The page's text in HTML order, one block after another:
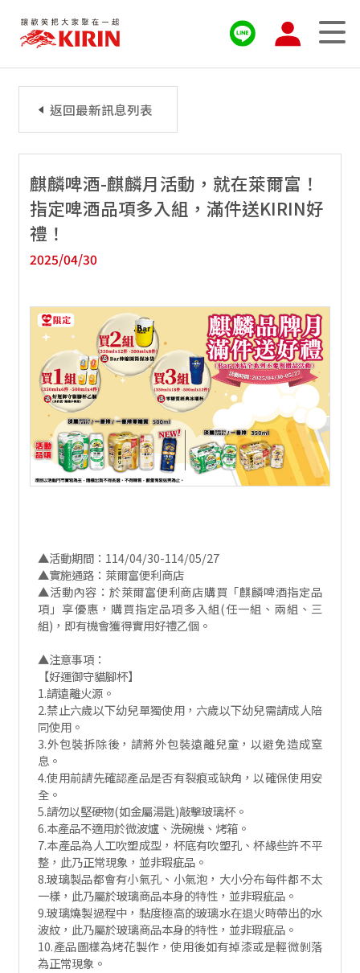
麒麟啤酒-麒麟月活動，就在萊爾富！
指定啤酒品項多入組，滿件送KIRIN好
禮！
2025/04/30
▲活動期間：114/04/30-114/05/27
▲實施通路：萊爾富便利商店
▲活動內容：於萊爾富便利商店購買「麒麟啤酒指定品
項」享優惠，購買指定品項多入組(任一組、兩組、三
組)，即有機會獲得實用好禮乙個。
▲注意事項：
【好運御守貓腳杯】
1.請遠離火源。
2.禁止六歲以下幼兒單獨使用，六歲以下幼兒需請成人陪
同使用。
3.外包裝拆除後，請將外包裝遠離兒童，以避免造成窒
息。
4.使用前請先確認產品是否有裂痕或缺角，以確保使用安
全。
5.請勿以堅硬物(如金屬湯匙)敲擊玻璃杯。
6.本產品不適用於微波爐、洗碗機、烤箱。
7.本產品為人工吹塑成型，杯底有吹塑孔、杯緣些許不平
整，此乃正常現象，並非瑕疵品。
8.玻璃製品都會有小氣孔、小氣泡，大小分布每件都不太
一樣，此乃屬於玻璃商品本身的特性，並非瑕疵品。
9.玻璃燒製過程中，黏度極高的玻璃水在退火時帶出的水
波紋，此乃屬於玻璃商品本身的特性，並非瑕疵品。
10.產品圖樣為烤花製作，使用後如有掉漆或是輕微剝落
為正常現象。
返回最新訊息列表